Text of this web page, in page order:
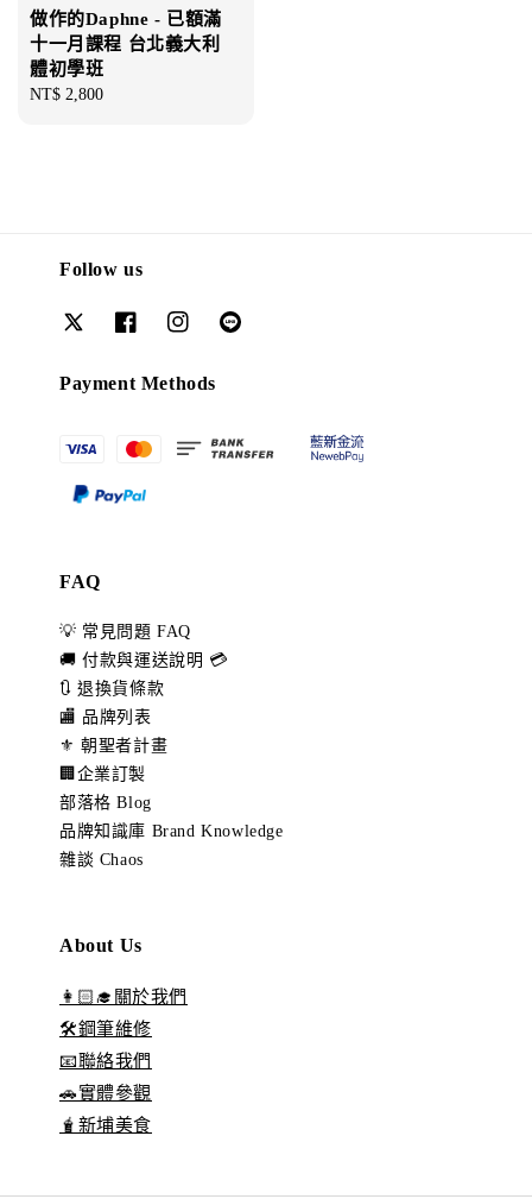
做作的Daphne - 已額滿
十一月課程 台北義大利
體初學班
Regular
NT$ 2,800
Follow us
Payment Methods
FAQ
💡 常見問題 FAQ
🚚 付款與運送說明 💳
🔃 退換貨條款
🏬 品牌列表
⚜️ 朝聖者計畫
🏢企業訂製
部落格 Blog
品牌知識庫 Brand Knowledge
雜談 Chaos
About Us
👩🏻‍🎓關於我們
🛠️鋼筆維修
📧聯絡我們
🚗實體參觀
🧋新埔美食